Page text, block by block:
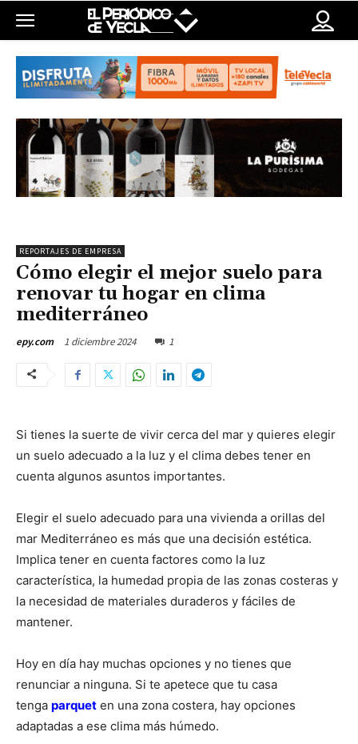
REPORTAJES DE EMPRESA
Cómo elegir el mejor suelo para
renovar tu hogar en clima
mediterráneo
epy.com 1 diciembre 2024 1
Si tienes la suerte de vivir cerca del mar y quieres elegir
un suelo adecuado a la luz y el clima debes tener en
cuenta algunos asuntos importantes.
Elegir el suelo adecuado para una vivienda a orillas del
mar Mediterráneo es más que una decisión estética.
Implica tener en cuenta factores como la luz
característica, la humedad propia de las zonas costeras y
la necesidad de materiales duraderos y fáciles de
mantener.
Hoy en día hay muchas opciones y no tienes que
renunciar a ninguna. Si te apetece que tu casa
tenga parquet en una zona costera, hay opciones
adaptadas a ese clima más húmedo.